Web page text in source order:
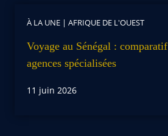
À LA UNE | AFRIQUE DE L'OUEST
Voyage au Sénégal :
agences spécialisées
11 juin 2026